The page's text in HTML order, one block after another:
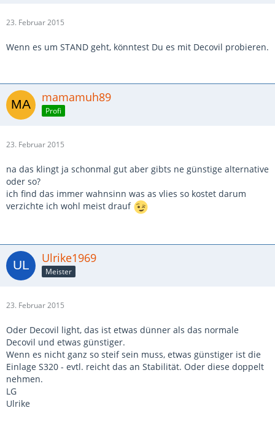
23. Februar 2015
Wenn es um STAND geht, könntest Du es mit Decovil probieren.
mamamuh89
Profi
23. Februar 2015
na das klingt ja schonmal gut aber gibts ne günstige alternative
oder so?
ich find das immer wahnsinn was as vlies so kostet darum
verzichte ich wohl meist drauf
Ulrike1969
Meister
23. Februar 2015
Oder Decovil light, das ist etwas dünner als das normale
Decovil und etwas günstiger.
Wenn es nicht ganz so steif sein muss, etwas günstiger ist die
Einlage S320 - evtl. reicht das an Stabilität. Oder diese doppelt
nehmen.
LG
Ulrike